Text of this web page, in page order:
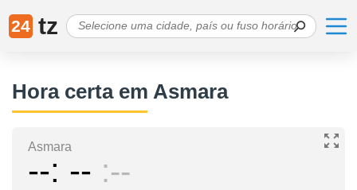
24 tz
Hora certa em Asmara
Asmara
-- -- --